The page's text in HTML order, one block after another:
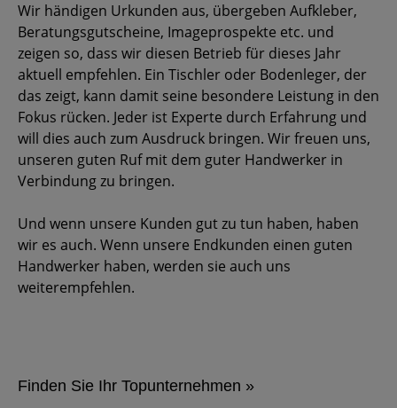
Wir händigen Urkunden aus, übergeben Aufkleber,
Beratungs­gutscheine, Imageprospekte etc. und
zeigen so, dass wir diesen Betrieb für dieses Jahr
aktuell empfehlen. Ein Tischler oder Bodenleger, der
das zeigt, kann damit seine besondere Leistung in den
Fokus rücken. Jeder ist Experte durch Erfahrung und
will dies auch zum Ausdruck bringen. Wir freuen uns,
unseren guten Ruf mit dem guter Handwerker in
Verbindung zu bringen.
Und wenn unsere Kunden gut zu tun haben, haben
wir es auch. Wenn unsere Endkunden einen guten
Handwerker haben, werden sie auch uns
weiterempfehlen.
Finden Sie Ihr Topunternehmen »